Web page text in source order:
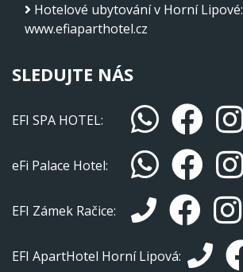
Hotelové ubytování v Horní Lipové:
www.efiaparthotel.cz
SLEDUJTE NÁS
EFI SPA HOTEL:
eFi Palace Hotel:
EFI Zámek Račice:
EFI ApartHotel Horní Lipová: